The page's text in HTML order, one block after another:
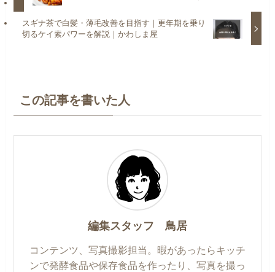
スギナ茶で白髪・薄毛改善を目指す｜更年期を乗り
切るケイ素パワーを解説｜かわしま屋
この記事を書いた人
編集スタッフ 鳥居
コンテンツ、写真撮影担当。暇があったらキッチ
ンで発酵食品や保存食品を作ったり、写真を撮っ